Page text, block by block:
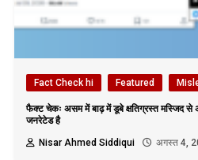
Fact Check hi Featured
फैक्ट चेकः असम में बाढ़ में डूबे क्षतिग्रस्त मस्जिद से
जनरेटेड है
Nisar Ahmed Siddiqui
अगस्त 4,